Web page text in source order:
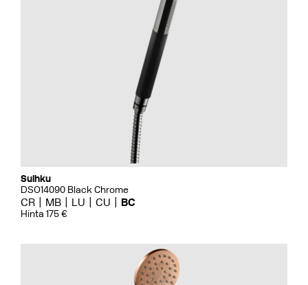
Suihku
DSO14090 Black Chrome
CR MB LU CU BC
Hinta 175 €